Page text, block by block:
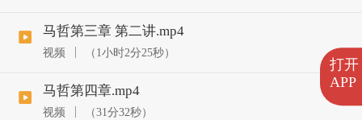
打开
APP
马哲第三章 第二讲.mp4
视频 （1小时2分25秒）
马哲第四章.mp4
视频 （31分32秒）